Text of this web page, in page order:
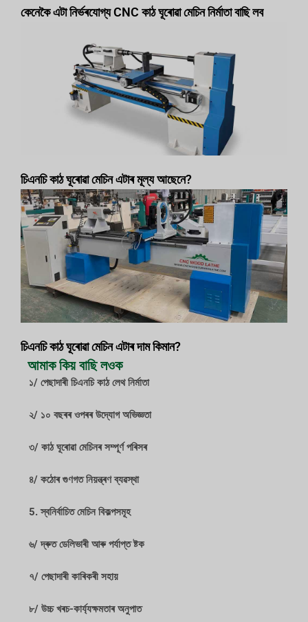
কেনেকৈ এটা নিৰ্ভৰযোগ্য CNC কাঠ ঘূৰোৱা মেচিন নিৰ্মাতা বাছি লব
চিএনচি কাঠ ঘূৰোৱা মেচিন এটাৰ মূল্য আছেনে?
চিএনচি কাঠ ঘূৰোৱা মেচিন এটাৰ দাম কিমান?
আমাক কিয় বাছি লওক
১/ পেছাদাৰী চিএনচি কাঠ লেথ নিৰ্মাতা
২/ ১০ বছৰৰ ওপৰৰ উদ্যোগ অভিজ্ঞতা
৩/ কাঠ ঘূৰোৱা মেচিনৰ সম্পূৰ্ণ পৰিসৰ
৪/ কঠোৰ গুণগত নিয়ন্ত্ৰণ ব্যৱস্থা
5. স্বনিৰ্বাচিত মেচিন বিকল্পসমূহ
৬/ দ্ৰুত ডেলিভাৰী আৰু পৰ্যাপ্ত ষ্টক
৭/ পেছাদাৰী কাৰিকৰী সহায়
৮/ উচ্চ খৰচ-কাৰ্য্যক্ষমতাৰ অনুপাত